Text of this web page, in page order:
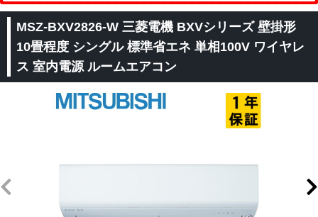
MSZ-BXV2826-W 三菱電機 BXVシリーズ 壁掛形
10畳程度 シングル 標準省エネ 単相100V ワイヤレ
ス 室内電源 ルームエアコン